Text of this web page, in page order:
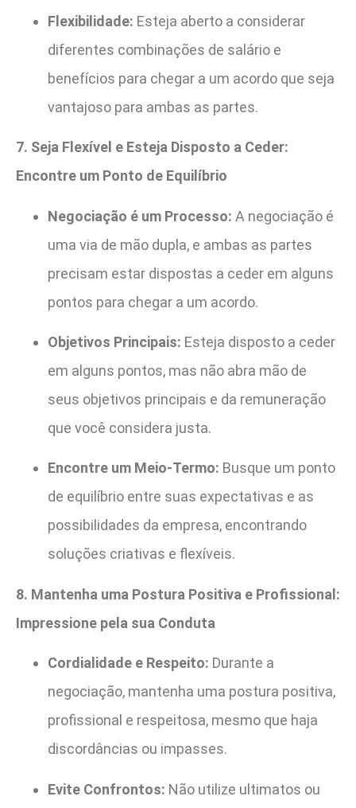
Flexibilidade: Esteja aberto a considerar
diferentes combinações de salário e
benefícios para chegar a um acordo que seja
vantajoso para ambas as partes.
7. Seja Flexível e Esteja Disposto a Ceder:
Encontre um Ponto de Equilíbrio
Negociação é um Processo: A negociação é
uma via de mão dupla, e ambas as partes
precisam estar dispostas a ceder em alguns
pontos para chegar a um acordo.
Objetivos Principais: Esteja disposto a ceder
em alguns pontos, mas não abra mão de
seus objetivos principais e da remuneração
que você considera justa.
Encontre um Meio-Termo: Busque um ponto
de equilíbrio entre suas expectativas e as
possibilidades da empresa, encontrando
soluções criativas e flexíveis.
8. Mantenha uma Postura Positiva e Profissional:
Impressione pela sua Conduta
Cordialidade e Respeito: Durante a
negociação, mantenha uma postura positiva,
profissional e respeitosa, mesmo que haja
discordâncias ou impasses.
Evite Confrontos: Não utilize ultimatos ou